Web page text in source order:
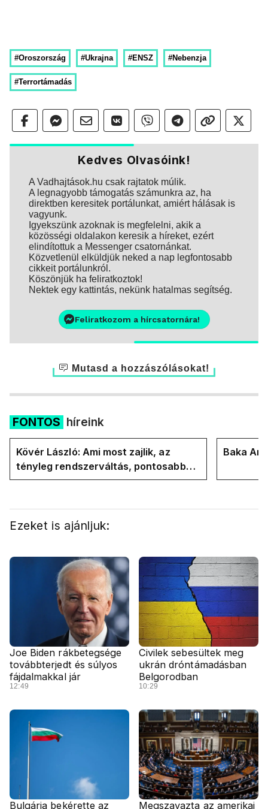
#Oroszország #Ukrajna #ENSZ #Nebenzja
#Terrortámadás
Kedves Olvasóink!
A Vadhajtások.hu csak rajtatok múlik.
A legnagyobb támogatás számunkra az, ha
direktben keresitek portálunkat, amiért hálásak is
vagyunk.
Igyekszünk azoknak is megfelelni, akik a
közösségi oldalakon keresik a híreket, ezért
elindítottuk a Messenger csatornánkat.
Közvetlenül elküldjük neked a nap legfontosabb
cikkeit portálunkról.
Köszönjük ha feliratkoztok!
Nektek egy kattintás, nekünk hatalmas segítség.
Feliratkozom a hírcsatornára!
Mutasd a hozzászólásokat!
FONTOS híreink
Kövér László: Ami most zajlik, az
tényleg rendszerváltás, pontosabban
rendszervisszaváltás
Baka
Ezeket is ajánljuk:
Joe Biden rákbetegsége
továbbterjedt és súlyos
fájdalmakkal jár
12:49
Civilek sebesültek meg
ukrán dróntámadásban
Belgorodban
10:29
Bulgária bekérette az Megszavazta az amerikai